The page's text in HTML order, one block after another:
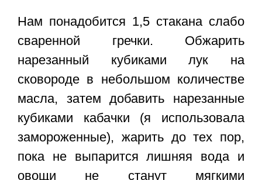
Нам понадобится 1,5 стакана слабо
сваренной гречки. Обжарить
нарезанный кубиками лук на
сковороде в небольшом количестве
масла, затем добавить нарезанные
кубиками кабачки (я использовала
замороженные), жарить до тех пор,
пока не выпарится лишняя вода и
овощи не станут мягкими